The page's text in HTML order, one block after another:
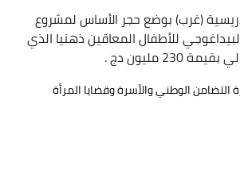
(غرب) بوضع حجر الأساس لمشروع
للأطفال المعاقين ذهنيا الذي
مليون دج .
الوطني والأسرة وقضايا المرأة